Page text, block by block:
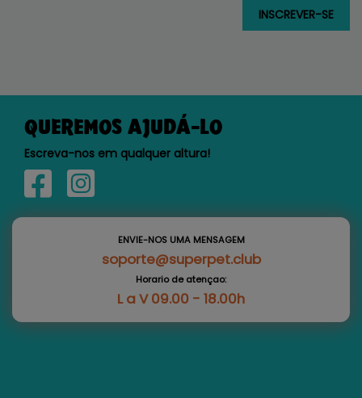
QUEREMOS AJUDÁ-LO
Escreva-nos em qualquer altura!
ENVIE-NOS UMA MENSAGEM
soporte@superpet.club
Horario de atençao:
L a V 09.00 - 18.00h